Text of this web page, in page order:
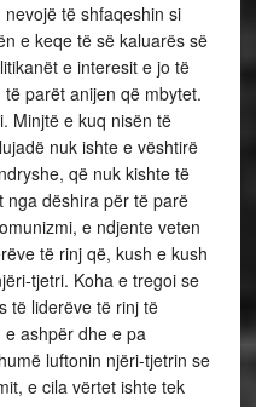
të shfaqeshin si
e keqe të së kaluarës së
e interesit e jo të
parët anijen që mbytet.
Minjtë e kuq nisën të
nuk ishte e vështirë
që nuk kishte të
nga dëshira për të parë
e ndjente veten
të rinj që, kush e kush
tjetri. Koha e tregoi se
të liderëve të rinj të
ashpër dhe e pa
luftonin njëri-tjetrin se
e cila vërtet ishte tek